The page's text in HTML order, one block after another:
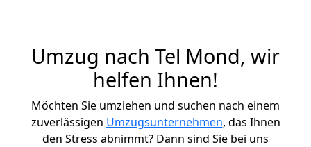
Umzug nach Tel Mond, wir
helfen Ihnen!
Möchten Sie umziehen und suchen nach einem
zuverlässigen Umzugsunternehmen, das Ihnen
den Stress abnimmt? Dann sind Sie bei uns